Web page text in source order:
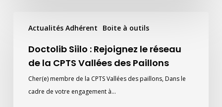
Actualités Adhérent Boite à outils
réseau
Doctolib Siilo : Rejoignez le réseau
de la CPTS Vallées des Paillons
Cher(e) membre de la CPTS Vallées des paillons, Dans le
cadre de votre engagement à…